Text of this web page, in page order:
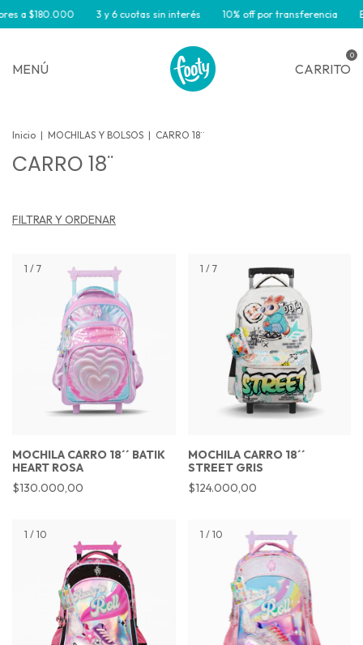
a $180.000 3 y 6 cuotas sin interés 10% off por transferencia
MENÚ CARRITO
0
Inicio | MOCHILAS Y BOLSOS | CARRO 18¨
CARRO 18¨
FILTRAR Y ORDENAR
1 / 7
MOCHILA CARRO 18´´ BATIK
HEART ROSA
$130.000,00
1 / 7
MOCHILA CARRO 18´´
STREET GRIS
$124.000,00
1 / 10 1 / 10